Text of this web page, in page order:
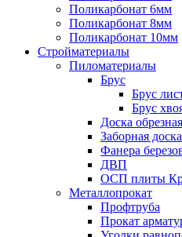
Поликарбонат 6мм
Поликарбонат 8мм
Поликарбонат 10мм
Стройматериалы
Пиломатериалы
Брус
Брус
Брус
Доска обрезная
Заборная доска
Фанера
ДВП
ОСП плиты
Металлопрокат
Профтруба
Прокат